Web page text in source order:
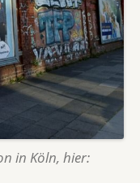
in Köln, hier: